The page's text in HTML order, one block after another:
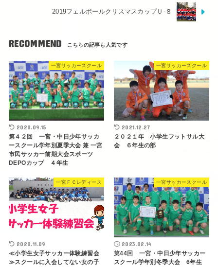
2019フェルボールクリスマスカップＵ-８
RECOMMEND
一宮サッカースクール
2020.09.15
第４２回 一宮・中日少年サッカ
ースクール学年別夏季大会 兼 一宮
市民サッカー前期大会スポーツ
DEPOカップ ４年生
一宮サッカースクール
2021.12.27
２０２１年 小学生フットサル大
会 ６年生の部
一宮ＦＣレディース
2020.11.09
≪小学生女子サッカー体験練習会
≫スクールに入会してない女の子
一宮サッカースクール
2023.02.14
第44回 一宮・中日少年サッカー
スクール学年別冬季大会 6年生